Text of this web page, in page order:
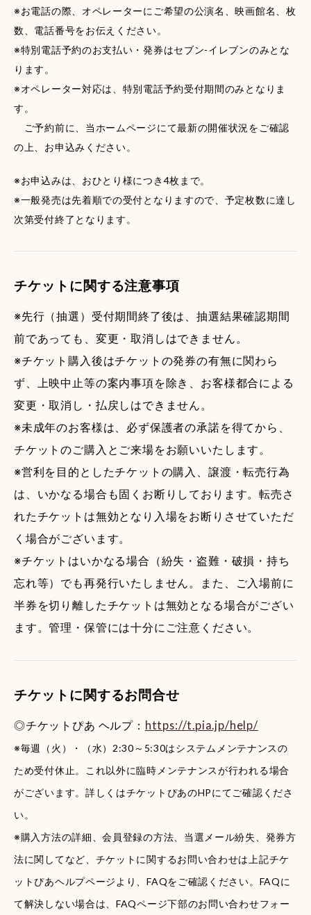
※お電話の際、オペレーターにご希望の公演名、映画館名、枚
数、電話番号をお伝えください。
※特別電話予約のお支払い・発券はセブン-イレブンのみとな
ります。
※オペレーター対応は、特別電話予約受付期間のみとなりま
す。
ご予約前に、当ホームページにて最新の開催状況をご確認
の上、お申込みください。
※お申込みは、おひとり様につき4枚まで。
※一般発売は先着順での受付となりますので、予定枚数に達し
次第受付終了となります。
チケットに関する注意事項
※先行（抽選）受付期間終了後は、抽選結果確認期間
前であっても、変更・取消しはできません。
※チケット購入後はチケットの発券の有無に関わら
ず、上映中止等の案内事項を除き、お客様都合による
変更・取消し・払戻しはできません。
※未成年のお客様は、必ず保護者の承諾を得てから、
チケットのご購入とご来場をお願いいたします。
※営利を目的としたチケットの購入、譲渡・転売行為
は、いかなる場合も固くお断りしております。転売さ
れたチケットは無効となり入場をお断りさせていただ
く場合がございます。
※チケットはいかなる場合（紛失・盗難・破損・持ち
忘れ等）でも再発行いたしません。また、ご入場前に
半券を切り離したチケットは無効となる場合がござい
ます。管理・保管には十分にご注意ください。
チケットに関するお問合せ
◎チケットぴあ ヘルプ： https://t.pia.jp/help/
※毎週（火）・（水）2:30～5:30はシステムメンテナンスの
ため受付休止。これ以外に臨時メンテナンスが行われる場合
がございます。詳しくはチケットぴあのHPにてご確認くださ
い。
※購入方法の詳細、会員登録の方法、当選メール紛失、発券方
法に関してなど、チケットに関するお問い合わせは上記チケ
ットぴあヘルプページより、FAQをご確認ください。FAQに
て解決しない場合は、FAQページ下部のお問い合わせフォー